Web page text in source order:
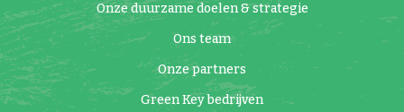
Onze duurzame doelen & strategie
Ons team
Onze partners
Green Key bedrijven